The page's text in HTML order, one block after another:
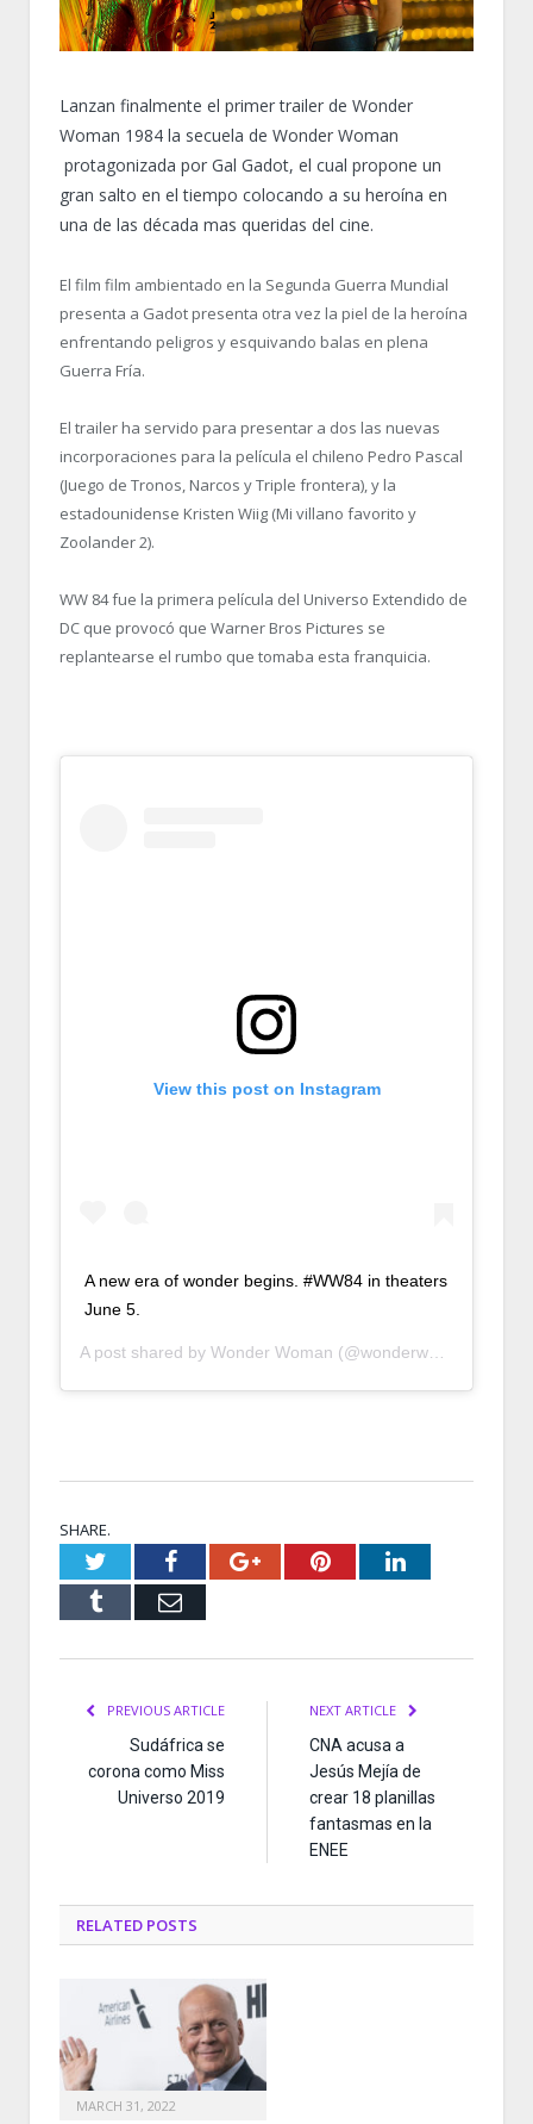
Lanzan finalmente el primer trailer de Wonder
Woman 1984 la secuela de Wonder Woman
protagonizada por Gal Gadot, el cual propone un
gran salto en el tiempo colocando a su heroína en
una de las década mas queridas del cine.
El film film ambientado en la Segunda Guerra Mundial
presenta a Gadot presenta otra vez la piel de la heroína
enfrentando peligros y esquivando balas en plena
Guerra Fría.
El trailer ha servido para presentar a dos las nuevas
incorporaciones para la película el chileno Pedro Pascal
(Juego de Tronos, Narcos y Triple frontera), y la
estadounidense Kristen Wiig (Mi villano favorito y
Zoolander 2).
WW 84 fue la primera película del Universo Extendido de
DC que provocó que Warner Bros Pictures se
replantearse el rumbo que tomaba esta franquicia.
View this post on Instagram
A new era of wonder begins. #WW84 in theaters
June 5.
A post shared by Wonder Woman (@wonderwomanfilm) on
SHARE.
TwitterFacebookGoogle+PinterestLinkedIn
Tumblr Email
PREVIOUS ARTICLE
Sudáfrica se
corona como Miss
Universo 2019
NEXT ARTICLE
CNA acusa a
Jesús Mejía de
crear 18 planillas
fantasmas en la
ENEE
RELATED POSTS
MARCH 31, 2022